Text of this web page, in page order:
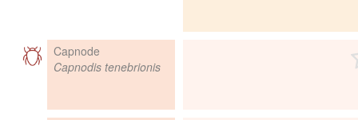
Capnode
Capnodis tenebrionis